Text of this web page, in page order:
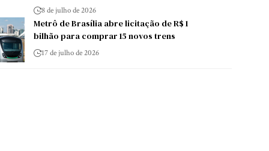
8 de julho de 2026
Metrô de Brasília abre licitação de R$ 1
bilhão para comprar 15 novos trens
17 de julho de 2026